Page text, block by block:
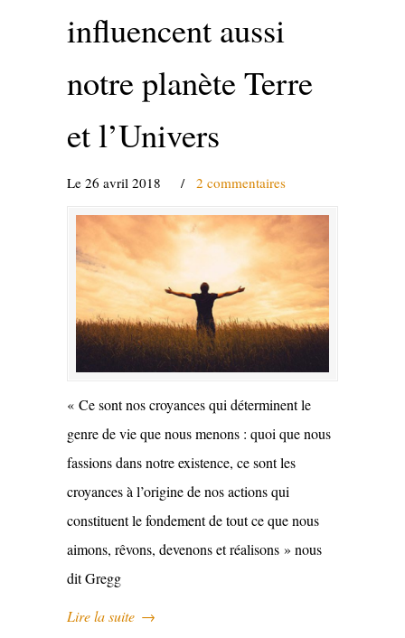
influencent aussi
notre planète Terre
et l’Univers
Le 26 avril 2018 / 2 commentaires
« Ce sont nos croyances qui déterminent le
genre de vie que nous menons : quoi que nous
fassions dans notre existence, ce sont les
croyances à l’origine de nos actions qui
constituent le fondement de tout ce que nous
aimons, rêvons, devenons et réalisons » nous
dit Gregg
Lire la suite →